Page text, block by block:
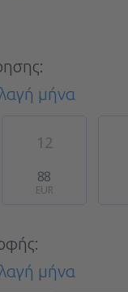
μήνα
12
88
EUR
μήνα